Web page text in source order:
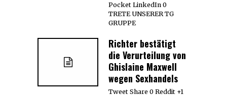
Pocket LinkedIn 0
TRETE UNSERER TG
GRUPPE
Richter bestätigt
die Verurteilung von
Ghislaine Maxwell
wegen Sexhandels
Tweet Share 0 Reddit +1